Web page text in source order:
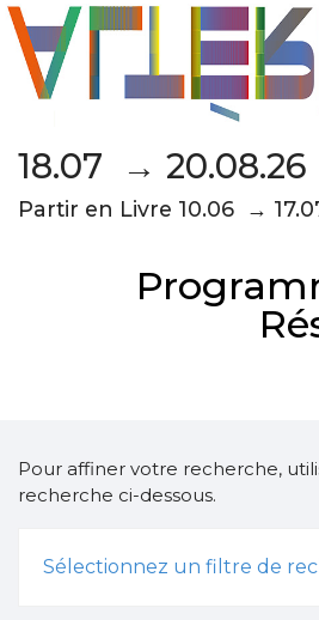
18.07 → 20.08.26
Partir en Livre 10.06 →
Pour affiner votre recherche,
recherche ci-dessous.
Sélectionnez un filtre de